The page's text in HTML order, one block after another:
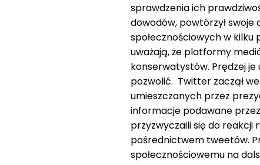
sprawdzenia ich
dowodów, powtórzył
społecznościowych w
uważają, że platformy
konserwatystów. Prędzej
pozwolić. Twitter zaczął
umieszczanych przez
informacje podawane
przyzwyczaili się do reakcji
pośrednictwem tweetów.
społecznościowemu na